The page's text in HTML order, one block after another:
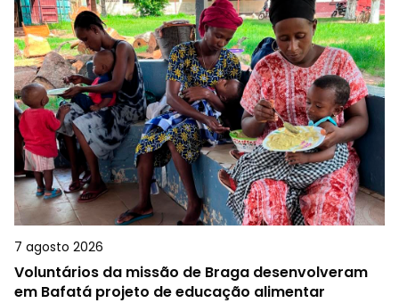
7 agosto 2026
Voluntários da missão de Braga desenvolveram
em Bafatá projeto de educação alimentar